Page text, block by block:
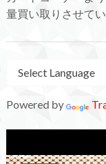
量買い取りさせて
Powered by